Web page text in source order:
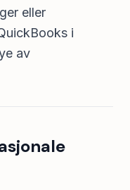
eller
i
av